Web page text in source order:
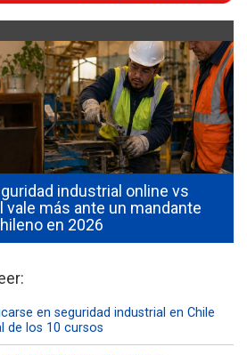
industrial online vs
vale más ante un mandante
en 2026
en seguridad industrial en Chile
de los 10 cursos